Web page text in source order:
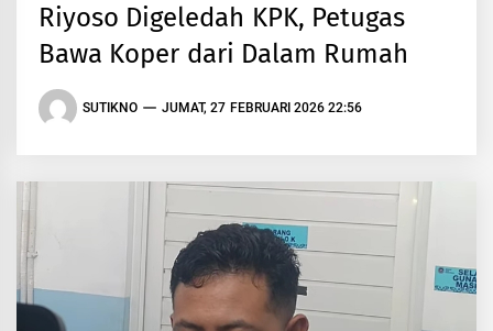
Riyoso Digeledah KPK, Petugas
Bawa Koper dari Dalam Rumah
SUTIKNO JUMAT, 27 FEBRUARI 2026 22:56